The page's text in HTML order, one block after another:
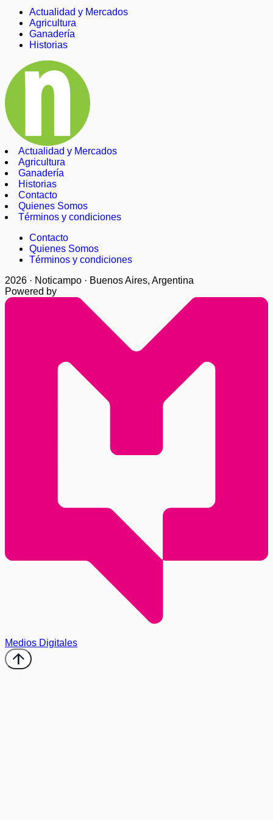
Actualidad y Mercados
Agricultura
Ganadería
Historias
Actualidad y Mercados
Agricultura
Ganadería
Historias
Contacto
Quienes Somos
Términos y condiciones
Contacto
Quienes Somos
Términos y condiciones
2026 · Noticampo · Buenos Aires, Argentina
Powered by
Medios Digitales
arrow_upward